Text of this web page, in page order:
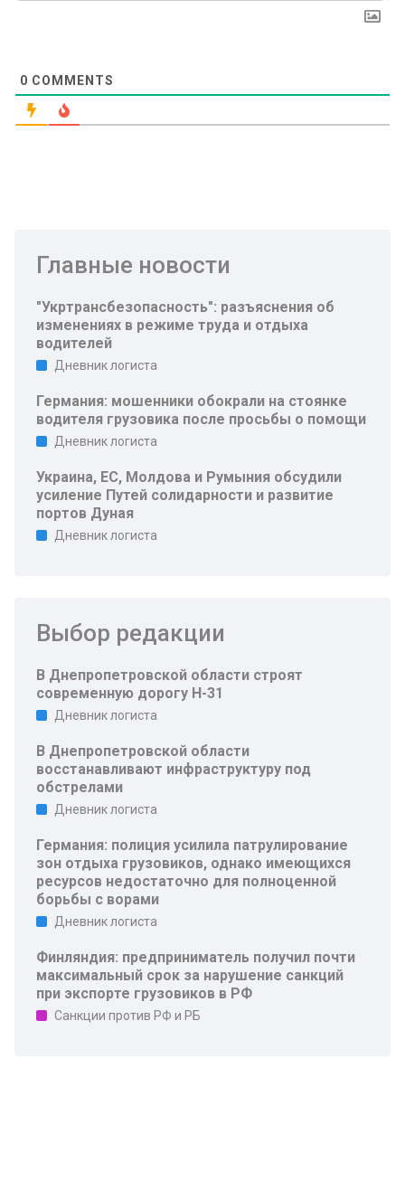
0 COMMENTS
Главные новости
"Укртрансбезопасность": разъяснения об
изменениях в режиме труда и отдыха
водителей
Дневник логиста
Германия: мошенники обокрали на стоянке
водителя грузовика после просьбы о помощи
Дневник логиста
Украина, ЕС, Молдова и Румыния обсудили
усиление Путей солидарности и развитие
портов Дуная
Дневник логиста
Выбор редакции
В Днепропетровской области строят
современную дорогу Н-31
Дневник логиста
В Днепропетровской области
восстанавливают инфраструктуру под
обстрелами
Дневник логиста
Германия: полиция усилила патрулирование
зон отдыха грузовиков, однако имеющихся
ресурсов недостаточно для полноценной
борьбы с ворами
Дневник логиста
Финляндия: предприниматель получил почти
максимальный срок за нарушение санкций
при экспорте грузовиков в РФ
Санкции против РФ и РБ